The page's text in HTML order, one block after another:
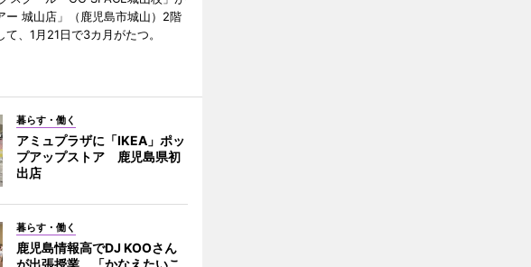
ー 城山店」（鹿児島市城山）2階
て、1月21日で3カ月がたつ。
暮らす・働く
アミュプラザに「IKEA」ポッ
プアップストア 鹿児島県初
出店
暮らす・働く
鹿児島情報高でDJ KOOさん
が出張授業 「かなえたいこ